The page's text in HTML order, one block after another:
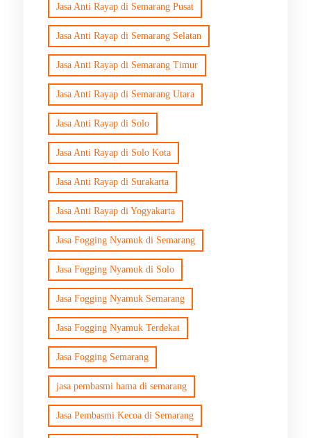
Jasa Anti Rayap di Semarang Pusat
Jasa Anti Rayap di Semarang Selatan
Jasa Anti Rayap di Semarang Timur
Jasa Anti Rayap di Semarang Utara
Jasa Anti Rayap di Solo
Jasa Anti Rayap di Solo Kota
Jasa Anti Rayap di Surakarta
Jasa Anti Rayap di Yogyakarta
Jasa Fogging Nyamuk di Semarang
Jasa Fogging Nyamuk di Solo
Jasa Fogging Nyamuk Semarang
Jasa Fogging Nyamuk Terdekat
Jasa Fogging Semarang
jasa pembasmi hama di semarang
Jasa Pembasmi Kecoa di Semarang